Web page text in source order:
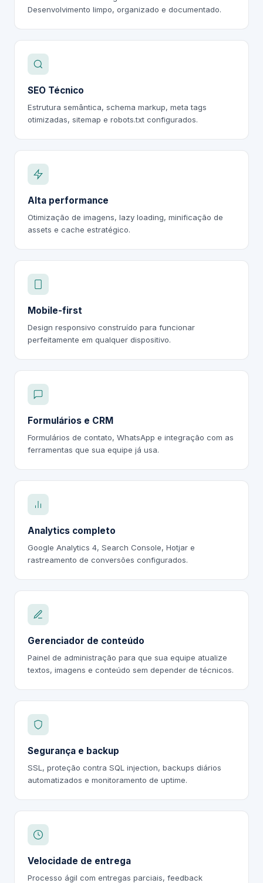
Desenvolvimento limpo, organizado e documentado.
SEO Técnico
Estrutura semântica, schema markup, meta tags
otimizadas, sitemap e robots.txt configurados.
Alta performance
Otimização de imagens, lazy loading, minificação de
assets e cache estratégico.
Mobile-first
Design responsivo construído para funcionar
perfeitamente em qualquer dispositivo.
Formulários e CRM
Formulários de contato, WhatsApp e integração com as
ferramentas que sua equipe já usa.
Analytics completo
Google Analytics 4, Search Console, Hotjar e
rastreamento de conversões configurados.
Gerenciador de conteúdo
Painel de administração para que sua equipe atualize
textos, imagens e conteúdo sem depender de técnicos.
Segurança e backup
SSL, proteção contra SQL injection, backups diários
automatizados e monitoramento de uptime.
Velocidade de entrega
Processo ágil com entregas parciais, feedback